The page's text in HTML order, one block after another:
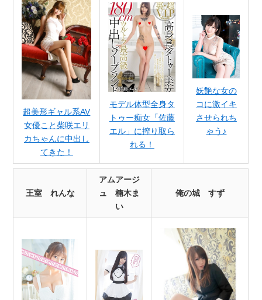
超美形ギャル系AV
女優こと柴咲エリ
カちゃんに中出し
てきた！
モデル体型全身タ
トゥー痴女「佐藤
エル」に搾り取ら
れる！
妖艶な女の
コに激イキ
させられち
ゃう♪
王室 れんな
アムアージ
ュ 楠木ま
い
俺の城 すず